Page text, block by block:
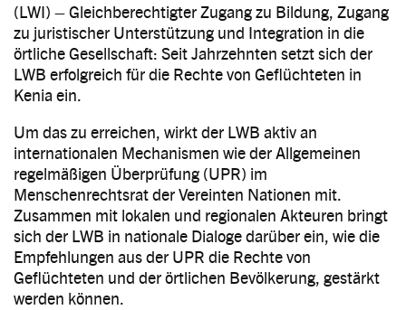
(LWI) – Gleichberechtigter Zugang zu Bildung, Zugang
zu juristischer Unterstützung und Integration in die
örtliche Gesellschaft: Seit Jahrzehnten setzt sich der
LWB erfolgreich für die Rechte von Geflüchteten in
Kenia ein.
Um das zu erreichen, wirkt der LWB aktiv an
internationalen Mechanismen wie der Allgemeinen
regelmäßigen Überprüfung (UPR) im
Menschenrechtsrat der Vereinten Nationen mit.
Zusammen mit lokalen und regionalen Akteuren bringt
sich der LWB in nationale Dialoge darüber ein, wie die
Empfehlungen aus der UPR die Rechte von
Geflüchteten und der örtlichen Bevölkerung, gestärkt
werden können.